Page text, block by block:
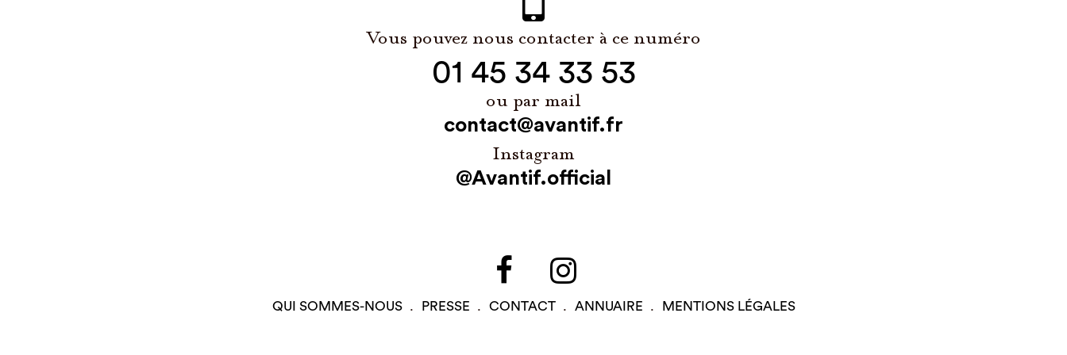
Vous pouvez nous contacter à ce numéro
01 45 34 33 53
ou par mail
contact@avantif.fr
Instagram
@Avantif.official
QUI SOMMES-NOUS PRESSE CONTACT ANNUAIRE MENTIONS LÉGALES